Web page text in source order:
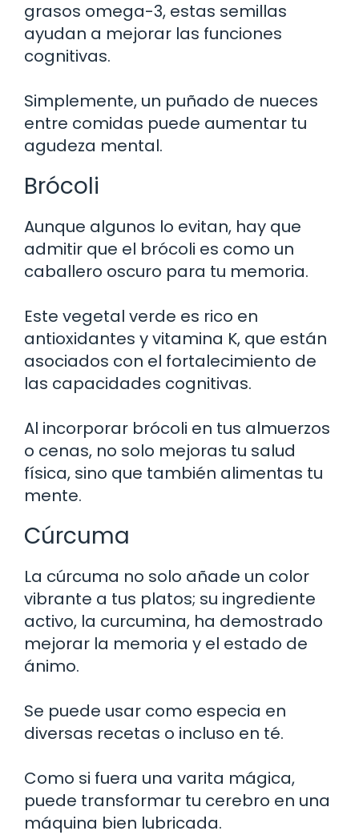
grasos omega-3, estas semillas
ayudan a mejorar las funciones
cognitivas.
Simplemente, un puñado de nueces
entre comidas puede aumentar tu
agudeza mental.
Brócoli
Aunque algunos lo evitan, hay que
admitir que el brócoli es como un
caballero oscuro para tu memoria.
Este vegetal verde es rico en
antioxidantes y vitamina K, que están
asociados con el fortalecimiento de
las capacidades cognitivas.
Al incorporar brócoli en tus almuerzos
o cenas, no solo mejoras tu salud
física, sino que también alimentas tu
mente.
Cúrcuma
La cúrcuma no solo añade un color
vibrante a tus platos; su ingrediente
activo, la curcumina, ha demostrado
mejorar la memoria y el estado de
ánimo.
Se puede usar como especia en
diversas recetas o incluso en té.
Como si fuera una varita mágica,
puede transformar tu cerebro en una
máquina bien lubricada.